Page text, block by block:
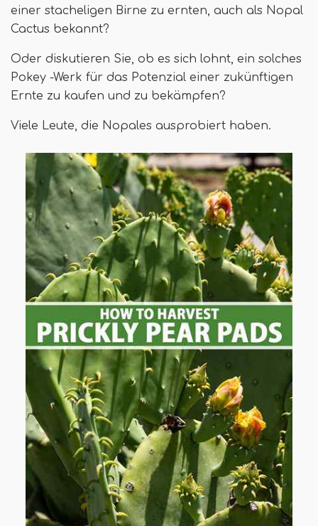
einer stacheligen Birne zu ernten, auch als Nopal
Cactus bekannt?
Oder diskutieren Sie, ob es sich lohnt, ein solches
Pokey -Werk für das Potenzial einer zukünftigen
Ernte zu kaufen und zu bekämpfen?
Viele Leute, die Nopales ausprobiert haben.